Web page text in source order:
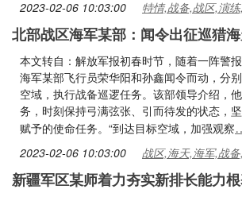
2023-02-06 10:03:00 特情,战备,战区,演
北部战区海军某部：闻令出征巡猎
本文转自：解放军报初春时节，随着一阵警
海军某部飞行员荣华阳和孙鑫闻令而动，分
空域，执行战备巡逻任务。该部领导介绍，
务，时刻保持弓满弦张、引而待发的状态，
赋予的使命任务。“到达目标空域，加强观察
2023-02-06 10:03:00 战区,海天,海军,战
新疆军区某师着力夯实新排长能力